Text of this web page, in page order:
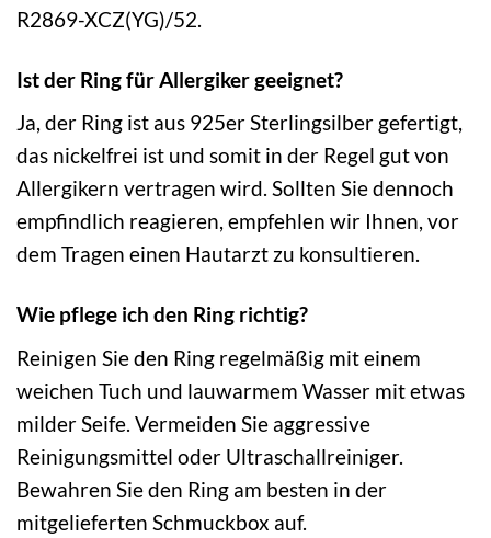
R2869-XCZ(YG)/52.
Ist der Ring für Allergiker geeignet?
Ja, der Ring ist aus 925er Sterlingsilber gefertigt,
das nickelfrei ist und somit in der Regel gut von
Allergikern vertragen wird. Sollten Sie dennoch
empfindlich reagieren, empfehlen wir Ihnen, vor
dem Tragen einen Hautarzt zu konsultieren.
Wie pflege ich den Ring richtig?
Reinigen Sie den Ring regelmäßig mit einem
weichen Tuch und lauwarmem Wasser mit etwas
milder Seife. Vermeiden Sie aggressive
Reinigungsmittel oder Ultraschallreiniger.
Bewahren Sie den Ring am besten in der
mitgelieferten Schmuckbox auf.